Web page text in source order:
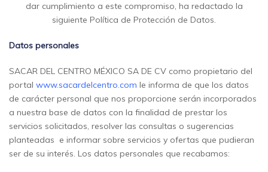
dar cumplimiento a este compromiso, ha redactado la
siguiente Política de Protección de Datos.
Datos personales
SACAR DEL CENTRO MÉXICO SA DE CV como propietario del
portal www.sacardelcentro.com le informa de que los datos
de carácter personal que nos proporcione serán incorporados
a nuestra base de datos con la finalidad de prestar los
servicios solicitados, resolver las consultas o sugerencias
planteadas e informar sobre servicios y ofertas que pudieran
ser de su interés. Los datos personales que recabamos: